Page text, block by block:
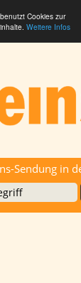
Cookies zur
Weitere Infos
Sendung in